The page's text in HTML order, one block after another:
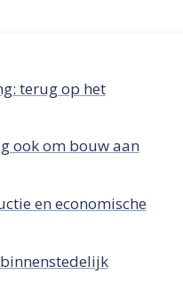
terug op het
ook om bouw aan
en economische